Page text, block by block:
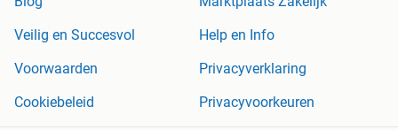
Veilig en Succesvol
Help en Info
Voorwaarden
Privacyverklaring
Cookiebeleid
Privacyvoorkeuren